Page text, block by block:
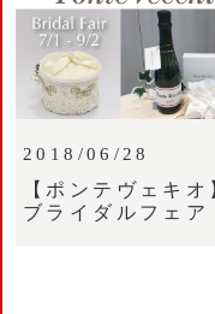
2018/06/28
【ポンテヴェキ
ブライダルフェア